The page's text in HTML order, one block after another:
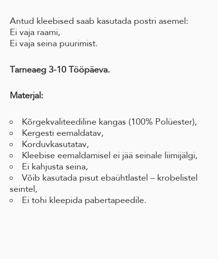
Antud kleebised saab kasutada postri asemel:
Ei vaja raami,
Ei vaja seina puurimist.
Tarneaeg 3-10 Tööpäeva.
Materjal:
Kõrgekvaliteediline kangas (100% Polüester),
Kergesti eemaldatav,
Korduvkasutatav,
Kleebise eemaldamisel ei jää seinale liimijälgi,
Ei kahjusta seina,
Võib kasutada pisut ebaühtlastel – krobelistel
seintel,
Ei tohi kleepida pabertapeedile.